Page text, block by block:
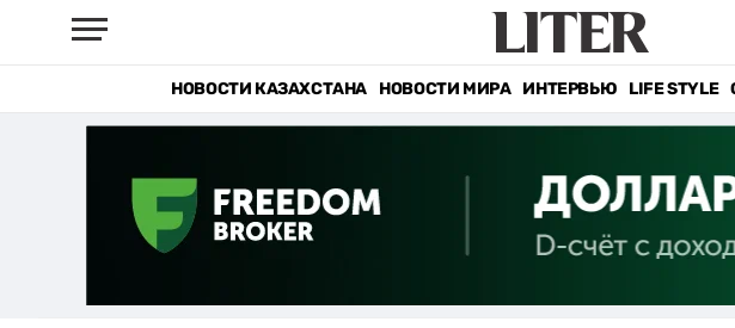
НОВОСТИ КАЗАХСТАНА НОВОСТИ МИРА ИНТЕРВЬЮ LIFE STYLE